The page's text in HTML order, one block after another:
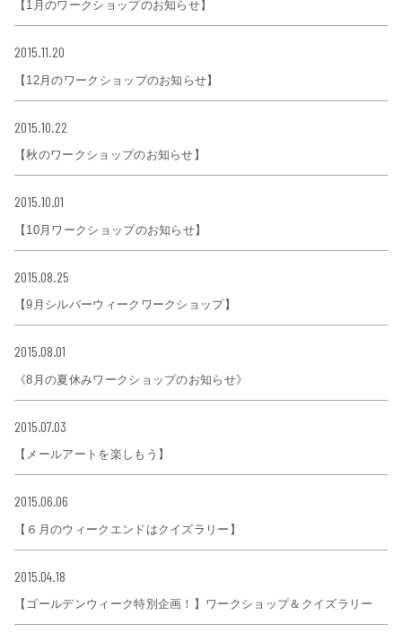
【1月のワークショップのお知らせ】
2015.11.20
【12月のワークショップのお知らせ】
2015.10.22
【秋のワークショップのお知らせ】
2015.10.01
【10月ワークショップのお知らせ】
2015.08.25
【9月シルバーウィークワークショップ】
2015.08.01
《8月の夏休みワークショップのお知らせ》
2015.07.03
【メールアートを楽しもう】
2015.06.06
【６月のウィークエンドはクイズラリー】
2015.04.18
【ゴールデンウィーク特別企画！】ワークショップ＆クイズラリー